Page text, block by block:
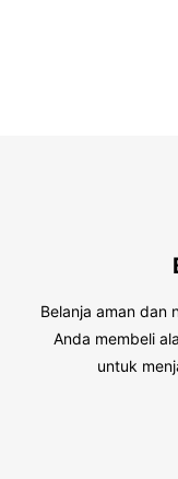
Belanja aman dan
Anda membeli
untuk